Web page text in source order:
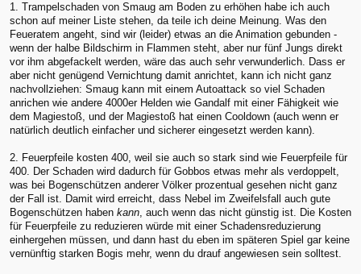
1. Trampelschaden von Smaug am Boden zu erhöhen habe ich auch
schon auf meiner Liste stehen, da teile ich deine Meinung. Was den
Feueratem angeht, sind wir (leider) etwas an die Animation gebunden -
wenn der halbe Bildschirm in Flammen steht, aber nur fünf Jungs direkt
vor ihm abgefackelt werden, wäre das auch sehr verwunderlich. Dass er
aber nicht genügend Vernichtung damit anrichtet, kann ich nicht ganz
nachvollziehen: Smaug kann mit einem Autoattack so viel Schaden
anrichen wie andere 4000er Helden wie Gandalf mit einer Fähigkeit wie
dem Magiestoß, und der Magiestoß hat einen Cooldown (auch wenn er
natürlich deutlich einfacher und sicherer eingesetzt werden kann).
2. Feuerpfeile kosten 400, weil sie auch so stark sind wie Feuerpfeile für
400. Der Schaden wird dadurch für Gobbos etwas mehr als verdoppelt,
was bei Bogenschützen anderer Völker prozentual gesehen nicht ganz
der Fall ist. Damit wird erreicht, dass Nebel im Zweifelsfall auch gute
Bogenschützen haben kann, auch wenn das nicht günstig ist. Die Kosten
für Feuerpfeile zu reduzieren würde mit einer Schadensreduzierung
einhergehen müssen, und dann hast du eben im späteren Spiel gar keine
vernünftig starken Bogis mehr, wenn du drauf angewiesen sein solltest.